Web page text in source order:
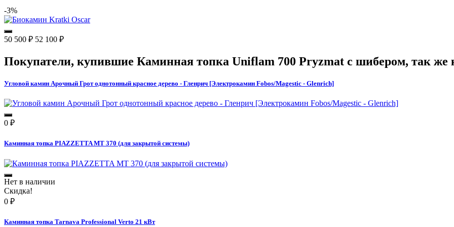
-3%
50 500 ₽ 52 100 ₽
Покупатели, купившие Каминная топка Uniflam 700 Pryzmat с шибером, так же
Угловой камин Арочный Грот однотонный красное дерево - Гленрич [Электрокамин Fobos/Magestic - Glenrich]
0 ₽
Каминная топка PIAZZETTA MT 370 (для закрытой системы)
Нет в наличии
Скидка!
0 ₽
Каминная топка Tarnava Professional Verto 21 кВт